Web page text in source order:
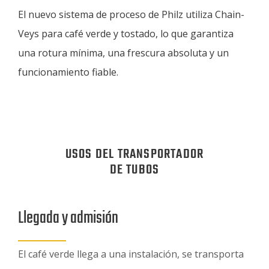
El nuevo sistema de proceso de Philz utiliza Chain-
Veys para café verde y tostado, lo que garantiza
una rotura mínima, una frescura absoluta y un
funcionamiento fiable.
USOS DEL TRANSPORTADOR
DE TUBOS
Llegada y admisión
El café verde llega a una instalación, se transporta